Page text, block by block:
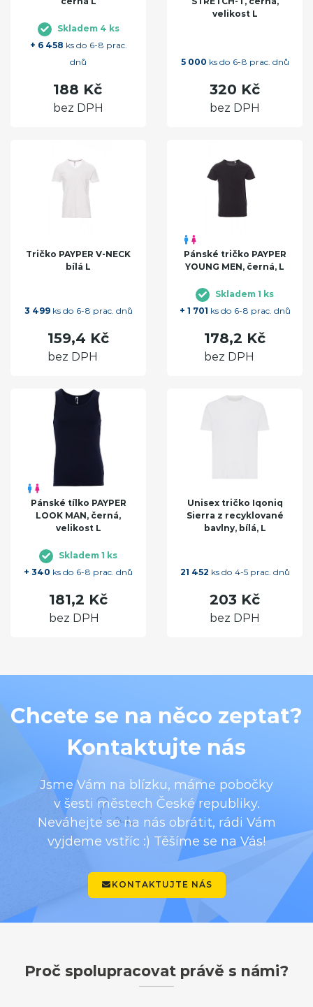
Skladem 4 ks
+ 6 458 ks do 6-8 prac.
dnů
188 Kč
bez DPH
velikost L
5 000 ks do 6-8 prac. dnů
320 Kč
bez DPH
Tričko PAYPER V-NECK
bílá L
3 499ks do 6-8 prac. dnů
159,4 Kč
bez DPH
Pánské tričko PAYPER
YOUNG MEN, černá, L
Skladem 1 ks
+ 1 701 ks do 6-8 prac. dnů
178,2 Kč
bez DPH
Pánské tílko PAYPER
LOOK MAN, černá,
velikost L
Skladem 1 ks
+ 340 ks do 6-8 prac. dnů
181,2 Kč
bez DPH
Unisex tričko Iqoniq
Sierra z recyklované
bavlny, bílá, L
21 452 ks do 4-5 prac. dnů
203 Kč
bez DPH
Chcete se na něco zeptat?
Kontaktujte nás
Jsme Vám na blízku, máme pobočky
v šesti městech České republiky.
Neváhejte se na nás obrátit, rádi Vám
vyjdeme vstříc :) Těšíme se na Vás!
KONTAKTUJTE NÁS
Proč spolupracovat právě s námi?